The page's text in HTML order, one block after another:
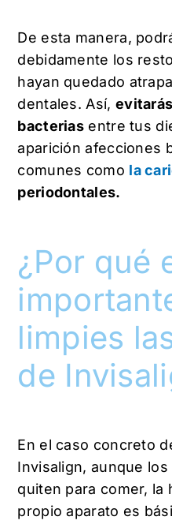
De esta manera,
debidamente los
hayan quedado
dentales. Así,
bacterias entre tus
aparición afecciones
comunes como la
periodontales.
¿Por qué
limpies
de
En el caso concreto
Invisalign, aunque
quiten para comer, la
propio aparato es